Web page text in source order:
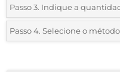
*Selecione o tipo de
1 Cor (Num lado)
Passo 3. Indique a
*Quantidade mínima:25
Passo 4. Selecione o